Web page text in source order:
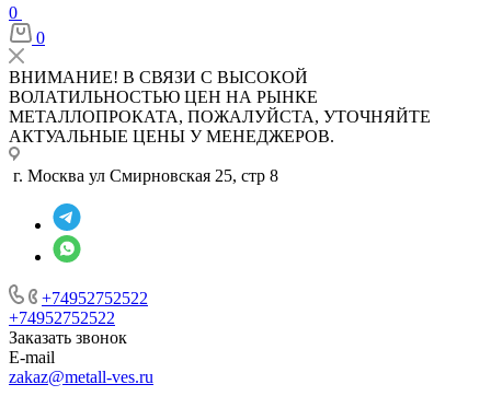
0
0
ВНИМАНИЕ! В СВЯЗИ С ВЫСОКОЙ
ВОЛАТИЛЬНОСТЬЮ ЦЕН НА РЫНКЕ
МЕТАЛЛОПРОКАТА, ПОЖАЛУЙСТА, УТОЧНЯЙТЕ
АКТУАЛЬНЫЕ ЦЕНЫ У МЕНЕДЖЕРОВ.
г. Москва ул Смирновская 25, стр 8
+74952752522
+74952752522
Заказать звонок
E-mail
zakaz@metall-ves.ru